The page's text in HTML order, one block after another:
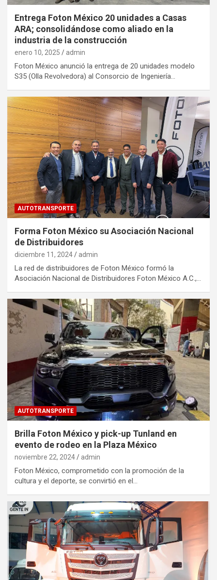
Entrega Foton México 20 unidades a Casas
ARA; consolidándose como aliado en la
industria de la construcción
enero 10, 2025 admin
Foton México anunció la entrega de 20 unidades modelo
S35 (Olla Revolvedora) al Consorcio de Ingeniería…
AUTOTRANSPORTE
Forma Foton México su Asociación Nacional
de Distribuidores
diciembre 11, 2024 admin
La red de distribuidores de Foton México formó la
Asociación Nacional de Distribuidores Foton México A.C.,…
AUTOTRANSPORTE
Brilla Foton México y pick-up Tunland en
evento de rodeo en la Plaza México
noviembre 22, 2024 admin
Foton México, comprometido con la promoción de la
cultura y el deporte, se convirtió en el…